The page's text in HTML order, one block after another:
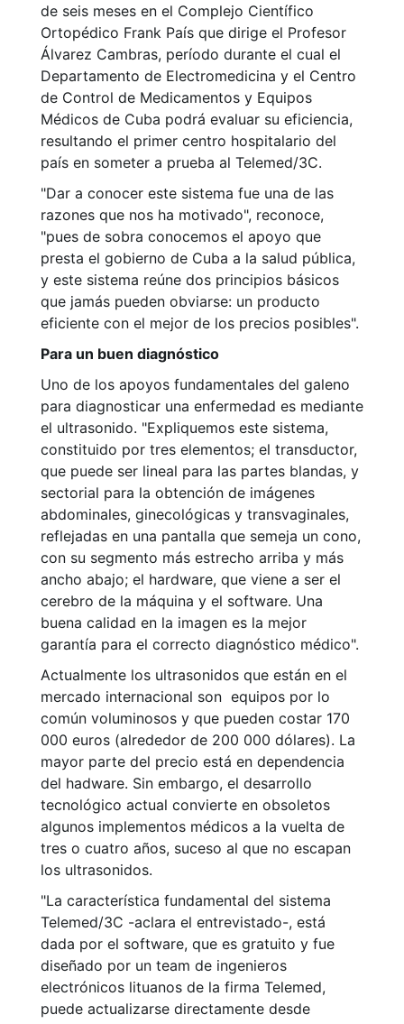
de seis meses en el Complejo Científico
Ortopédico Frank País que dirige el Profesor
Álvarez Cambras, período durante el cual el
Departamento de Electromedicina y el Centro
de Control de Medicamentos y Equipos
Médicos de Cuba podrá evaluar su eficiencia,
resultando el primer centro hospitalario del
país en someter a prueba al Telemed/3C.
"Dar a conocer este sistema fue una de las
razones que nos ha motivado", reconoce,
"pues de sobra conocemos el apoyo que
presta el gobierno de Cuba a la salud pública,
y este sistema reúne dos principios básicos
que jamás pueden obviarse: un producto
eficiente con el mejor de los precios posibles".
Para un buen diagnóstico
Uno de los apoyos fundamentales del galeno
para diagnosticar una enfermedad es mediante
el ultrasonido. "Expliquemos este sistema,
constituido por tres elementos; el transductor,
que puede ser lineal para las partes blandas, y
sectorial para la obtención de imágenes
abdominales, ginecológicas y transvaginales,
reflejadas en una pantalla que semeja un cono,
con su segmento más estrecho arriba y más
ancho abajo; el hardware, que viene a ser el
cerebro de la máquina y el software. Una
buena calidad en la imagen es la mejor
garantía para el correcto diagnóstico médico".
Actualmente los ultrasonidos que están en el
mercado internacional son equipos por lo
común voluminosos y que pueden costar 170
000 euros (alrededor de 200 000 dólares). La
mayor parte del precio está en dependencia
del hadware. Sin embargo, el desarrollo
tecnológico actual convierte en obsoletos
algunos implementos médicos a la vuelta de
tres o cuatro años, suceso al que no escapan
los ultrasonidos.
"La característica fundamental del sistema
Telemed/3C -aclara el entrevistado-, está
dada por el software, que es gratuito y fue
diseñado por un team de ingenieros
electrónicos lituanos de la firma Telemed,
puede actualizarse directamente desde